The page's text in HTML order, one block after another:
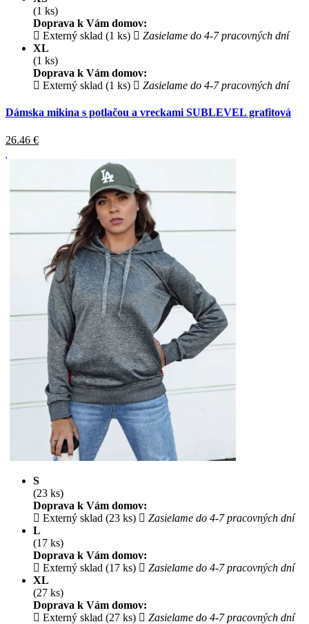
(1 ks)
Doprava k Vám domov:
Externý sklad (1 ks)
Zasielame do 4-7 pracovných dní
XL
(1 ks)
Doprava k Vám domov:
Externý sklad (1 ks)
Zasielame do 4-7 pracovných dní
Dámska mikina s potlačou a vreckami SUBLEVEL grafitová
26.46 €
S
(23 ks)
Doprava k Vám domov:
Externý sklad (23 ks)
Zasielame do 4-7 pracovných dní
L
(17 ks)
Doprava k Vám domov:
Externý sklad (17 ks)
Zasielame do 4-7 pracovných dní
XL
(27 ks)
Doprava k Vám domov:
Externý sklad (27 ks)
Zasielame do 4-7 pracovných dní